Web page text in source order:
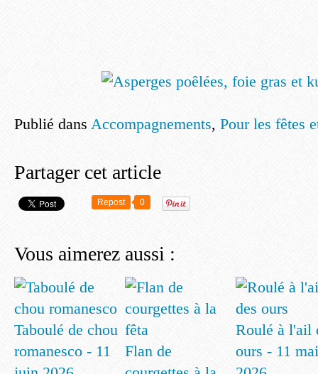
Publié dans Accompagnements, Pour les fêtes
Partager cet article
Repost 0
Vous aimerez aussi :
Taboulé de chou
romanesco - 11
Flan de
Roulé à l'ail
ours - 11 mai